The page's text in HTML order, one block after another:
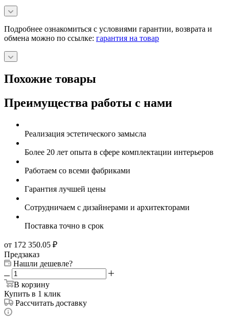
Подробнее ознакомиться с условиями гарантии, возврата и
обмена можно по ссылке: гарантия на товар
Похожие товары
Преимущества работы с нами
Реализация эстетического замысла
Более 20 лет опыта в сфере комплектации интерьеров
Работаем со всеми фабриками
Гарантия лучшей цены
Сотрудничаем с дизайнерами и архитекторами
Поставка точно в срок
от 172 350.05 ₽
Предзаказ
Нашли дешевле?
В корзину
Купить в 1 клик
Рассчитать доставку